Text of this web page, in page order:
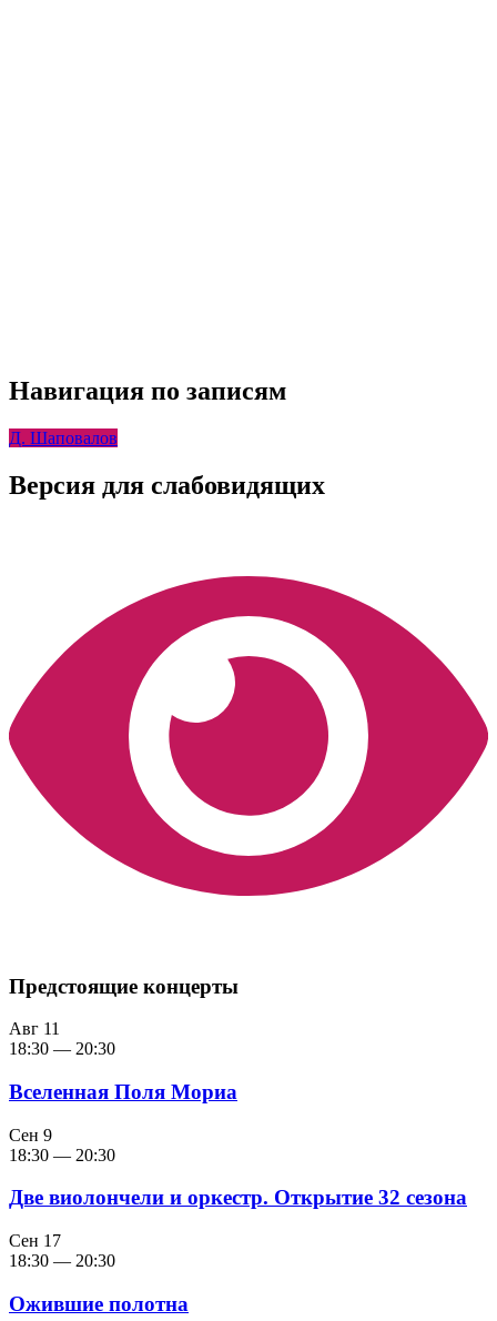
Навигация по записям
Д. Шаповалов
Версия для слабовидящих
Предстоящие концерты
Авг 11
18:30 — 20:30
Вселенная Поля Мориа
Сен 9
18:30 — 20:30
Две виолончели и оркестр. Открытие 32 сезона
Сен 17
18:30 — 20:30
Ожившие полотна